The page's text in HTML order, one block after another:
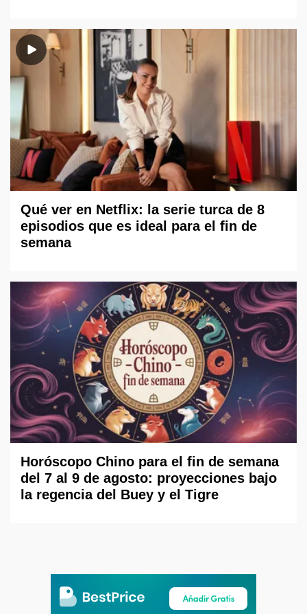
Qué ver en Netflix: la serie turca de 8
episodios que es ideal para el fin de
semana
Horóscopo Chino para el fin de semana
del 7 al 9 de agosto: proyecciones bajo
la regencia del Buey y el Tigre